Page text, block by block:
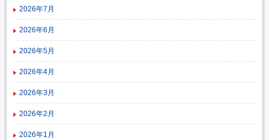
2026年7月
2026年6月
2026年5月
2026年4月
2026年3月
2026年2月
2026年1月